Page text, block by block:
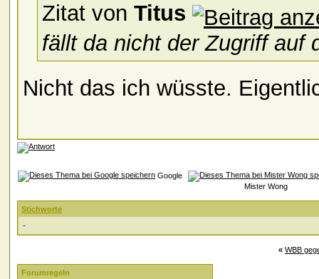
Zitat von Titus
fällt da nicht der Zugriff auf
Nicht das ich wüsste.
Google
Mister Wong
Stichworte
-
« WBB
Forumregeln